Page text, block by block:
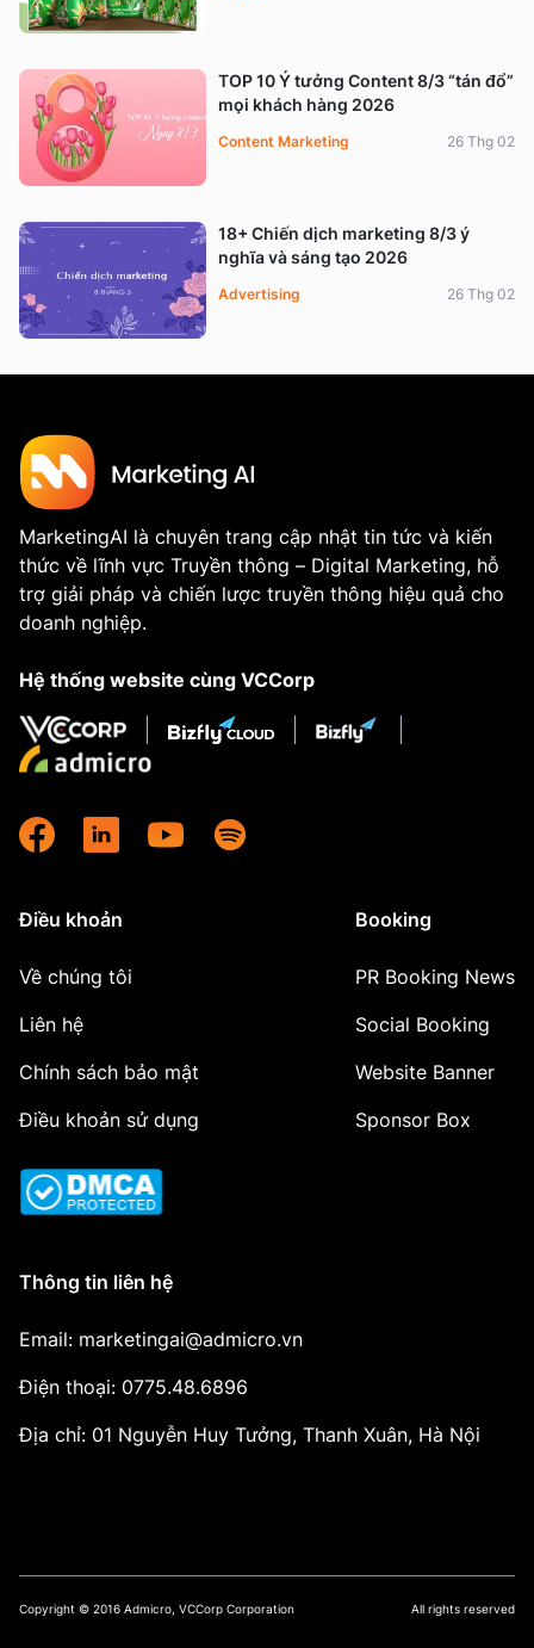
TOP 10 Ý tưởng Content 8/3 “tán đổ”
mọi khách hàng 2026
Content Marketing 26 Thg 02
18+ Chiến dịch marketing 8/3 ý
nghĩa và sáng tạo 2026
Advertising 26 Thg 02
MarketingAI là chuyên trang cập nhật tin tức và kiến
thức về lĩnh vực Truyền thông – Digital Marketing, hỗ
trợ giải pháp và chiến lược truyền thông hiệu quả cho
doanh nghiệp.
Hệ thống website cùng VCCorp
Điều khoản
Về chúng tôi
Liên hệ
Chính sách bảo mật
Điều khoản sử dụng
Booking
PR Booking News
Social Booking
Website Banner
Sponsor Box
Thông tin liên hệ
Email: marketingai@admicro.vn
Điện thoại: 0775.48.6896
Địa chỉ: 01 Nguyễn Huy Tưởng, Thanh Xuân, Hà Nội
Copyright © 2016 Admicro, VCCorp Corporation All rights reserved